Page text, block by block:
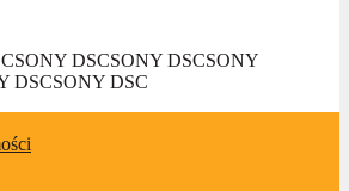
SONY DSCSONY DSCSONY
DSCSONY DSC